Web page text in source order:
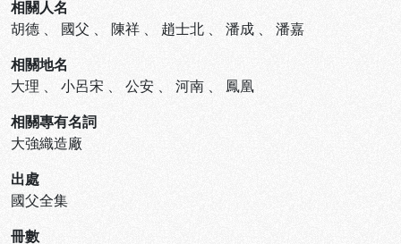
相關人名
胡德 、 國父 、 陳祥 、 趙士北 、 潘成 、 潘嘉
相關地名
大理 、 小呂宋 、 公安 、 河南 、 鳳凰
相關專有名詞
大強織造廠
出處
國父全集
冊數